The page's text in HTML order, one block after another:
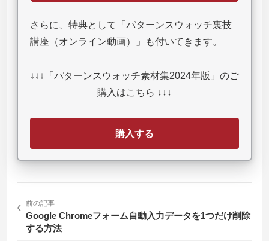
さらに、特典として「パターンスウォッチ裏技
講座（オンライン動画）」も付いてきます。
↓↓↓「パターンスウォッチ素材集2024年版」のご
購入はこちら ↓↓↓
購入する
‹ 前の記事
Google Chromeフォーム自動入力データを1つだけ削除
する方法